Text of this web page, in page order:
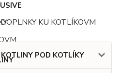
DOPLNKY KU KOTLÍKOVM
KOTLINY POD KOTLÍKY